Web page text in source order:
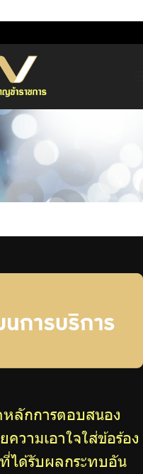
ลักการตอบสนอง
วามเอาใจใส่ข้อร้อง
ได้รับผลกระทบอัน